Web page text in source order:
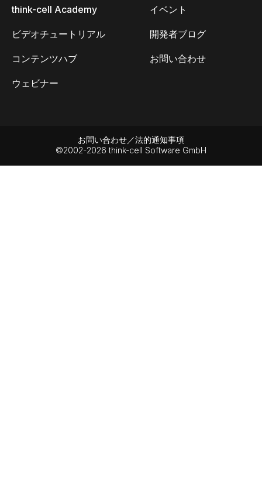
think-cell Academy
ビデオチュートリアル
コンテンツハブ
ウェビナー
イベント
開発者ブログ
お問い合わせ
©2002-2026 think-cell Software GmbH
お問い合わせ／法的通知事項